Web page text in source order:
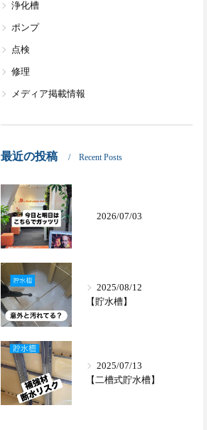
浄化槽
ポンプ
点検
修理
メディア掲載情報
最近の投稿 Recent Posts
2026/07/03
2025/08/12
【貯水槽】
2025/07/13
【二槽式貯水槽】